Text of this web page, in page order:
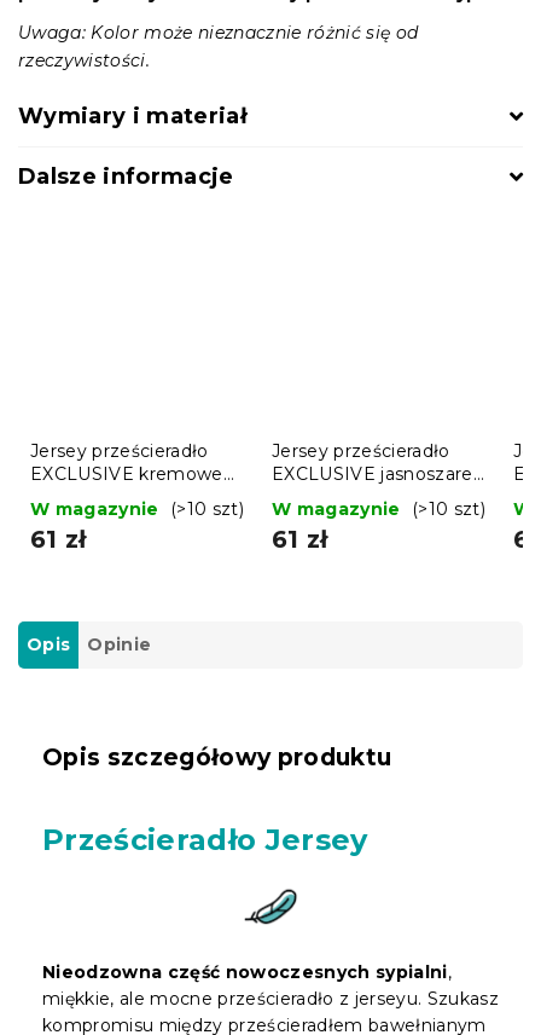
Uwaga: Kolor może nieznacznie różnić się od
rzeczywistości.
Wymiary i materiał
Dalsze informacje
Jersey prześcieradło
EXCLUSIVE kremowe
200 x 220 cm
W magazynie (>10 szt)
61 zł
Jersey prześcieradło
EXCLUSIVE jasnoszare
200 x 220 cm
W magazynie (>10 szt)
61 zł
W
Opis Opinie
Opis szczegółowy produktu
Prześcieradło Jersey
Nieodzowna część nowoczesnych sypialni,
miękkie, ale mocne prześcieradło z jerseyu. Szukasz
kompromisu między prześcieradłem bawełnianym